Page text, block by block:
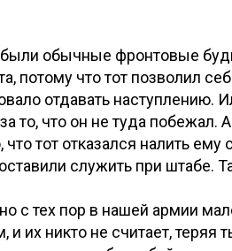
обычные фронтовые
потому что тот позволил
отдавать наступлению.
то, что он не туда
что тот отказался налить
служить при штабе.
с тех пор в нашей армии
их никто не считает, теряя